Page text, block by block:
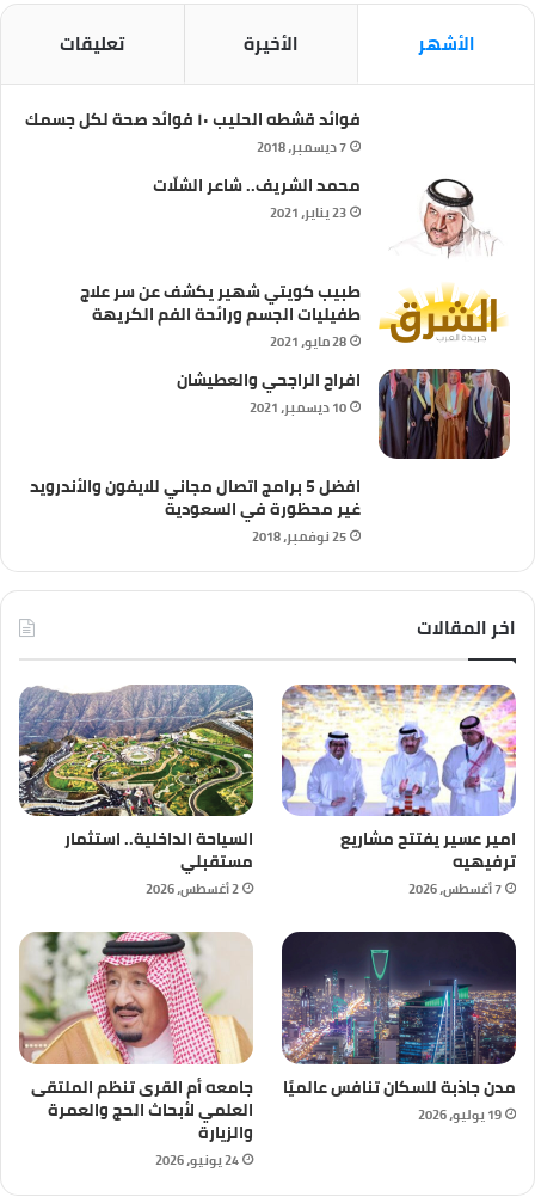
الأشهر الأخيرة تعليقات
فوائد قشطه الحليب ١٠ فوائد صحة لكل جسمك
7 ديسمبر، 2018
محمد الشريف.. شاعر الشلّات
23 يناير، 2021
طبيب كويتي شهير يكشف عن سر علاج
طفيليات الجسم ورائحة الفم الكريهة
28 مايو، 2021
افراح الراجحي والعطيشان
10 ديسمبر، 2021
افضل 5 برامج اتصال مجاني للايفون والأندرويد
غير محظورة في السعودية
25 نوفمبر، 2018
اخر المقالات
امير عسير يفتتح مشاريع
ترفيهيه
7 أغسطس، 2026
السياحة الداخلية.. استثمار
مستقبلي
2 أغسطس، 2026
مدن جاذبة للسكان تنافس عالميًا
19 يوليو، 2026
جامعه أم القرى تنظم الملتقى
العلمي لأبحاث الحج والعمرة
والزيارة
24 يونيو، 2026